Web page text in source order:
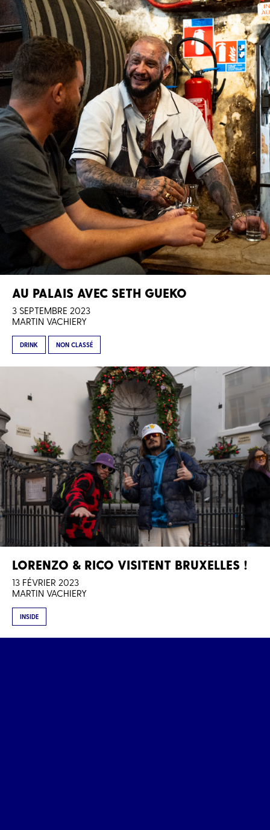
AU PALAIS AVEC SETH GUEKO
3 SEPTEMBRE 2023
MARTIN VACHIERY
DRINK NON CLASSÉ
LORENZO & RICO VISITENT BRUXELLES !
13 FÉVRIER 2023
MARTIN VACHIERY
INSIDE